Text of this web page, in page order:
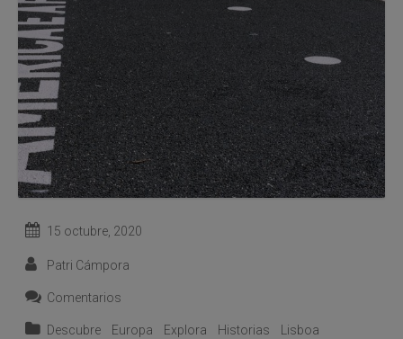
15 octubre, 2020
Patri Cámpora
Comentarios
Descubre Europa Explora Historias
Lisboa